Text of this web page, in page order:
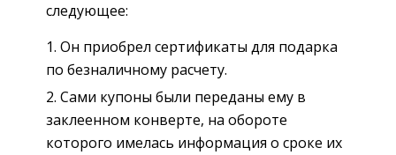
следующее:
Он приобрел сертификаты для подарка
по безналичному расчету.
Сами купоны были переданы ему в
заклеенном конверте, на обороте
которого имелась информация о сроке их